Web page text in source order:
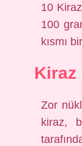
10
100
kısmı
Kiraz
Zor
kiraz,